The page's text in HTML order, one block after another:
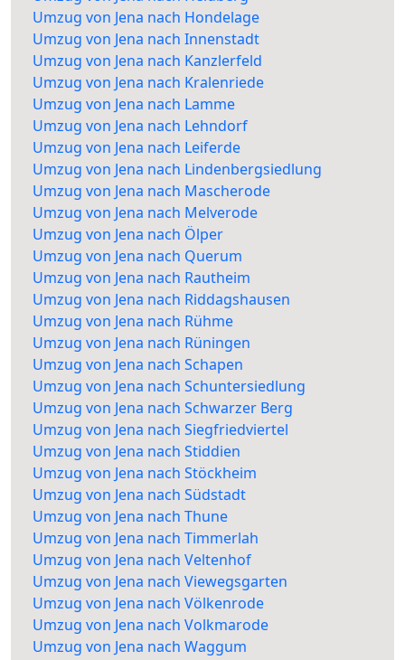
Umzug von Jena nach Hondelage
Umzug von Jena nach Innenstadt
Umzug von Jena nach Kanzlerfeld
Umzug von Jena nach Kralenriede
Umzug von Jena nach Lamme
Umzug von Jena nach Lehndorf
Umzug von Jena nach Leiferde
Umzug von Jena nach Lindenbergsiedlung
Umzug von Jena nach Mascherode
Umzug von Jena nach Melverode
Umzug von Jena nach Ölper
Umzug von Jena nach Querum
Umzug von Jena nach Rautheim
Umzug von Jena nach Riddagshausen
Umzug von Jena nach Rühme
Umzug von Jena nach Rüningen
Umzug von Jena nach Schapen
Umzug von Jena nach Schuntersiedlung
Umzug von Jena nach Schwarzer Berg
Umzug von Jena nach Siegfriedviertel
Umzug von Jena nach Stiddien
Umzug von Jena nach Stöckheim
Umzug von Jena nach Südstadt
Umzug von Jena nach Thune
Umzug von Jena nach Timmerlah
Umzug von Jena nach Veltenhof
Umzug von Jena nach Viewegsgarten
Umzug von Jena nach Völkenrode
Umzug von Jena nach Volkmarode
Umzug von Jena nach Waggum